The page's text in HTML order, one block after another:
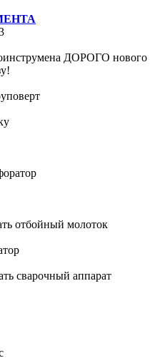
ДОРОГО нового
отбойный молоток
сварочный аппарат